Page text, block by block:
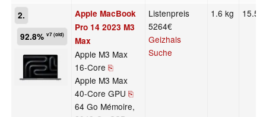
2.
92.8%v7 (old)
Apple MacBook
Pro 14 2023 M3
Max
Apple M3 Max
16-Core ⎘
Apple M3 Max
40-Core GPU ⎘
64 Go Mémoire,
Listenpreis
5264€
Geizhals
Suche
1.6 kg 15.5